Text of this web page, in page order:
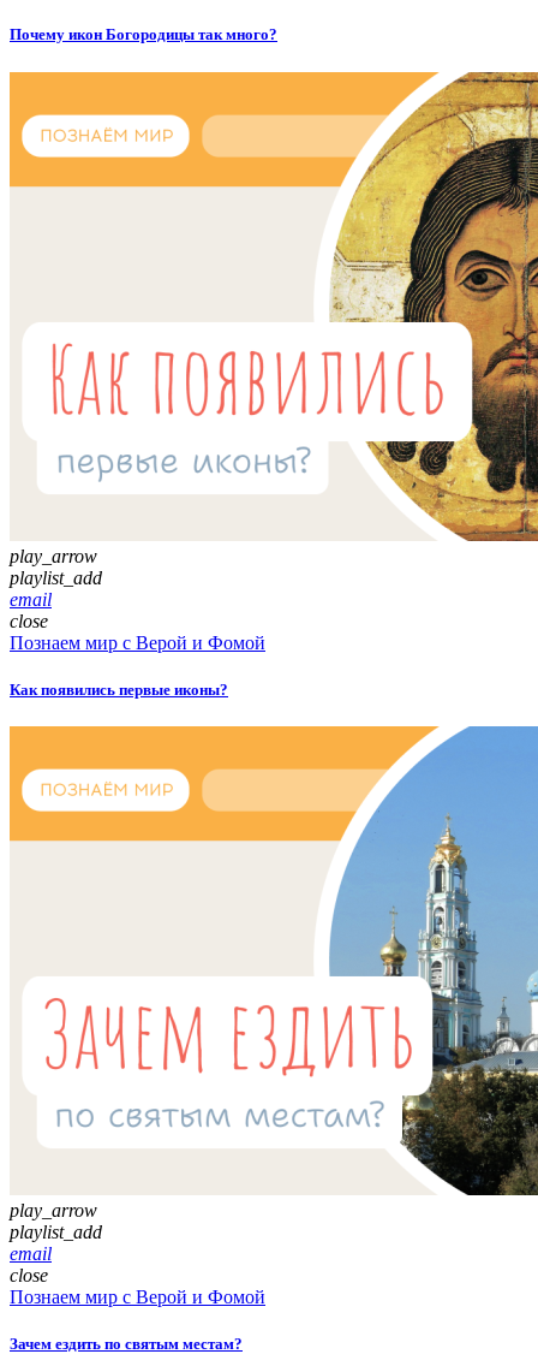
Почему икон Богородицы так много?
play_arrow
playlist_add
email
close
Познаем мир с Верой и Фомой
Как появились первые иконы?
play_arrow
playlist_add
email
close
Познаем мир с Верой и Фомой
Зачем ездить по святым местам?